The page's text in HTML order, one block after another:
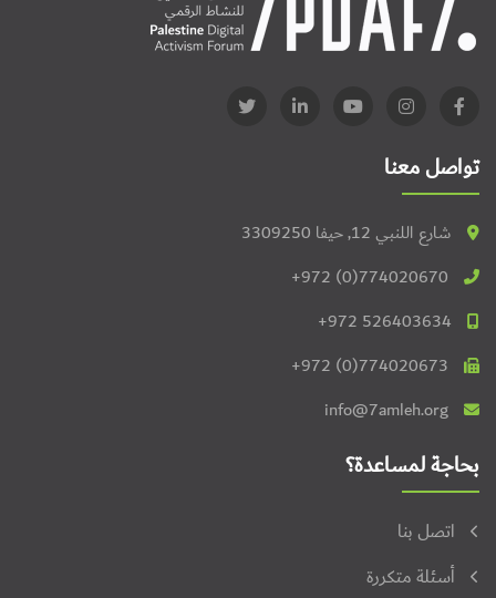
تواصل معنا
شارع اللنبي 12, حيفا 3309250
+972 (0)774020670
+972 526403634
+972 (0)774020673
info@7amleh.org
بحاجة لمساعدة؟
اتصل بنا
أسئلة متكررة